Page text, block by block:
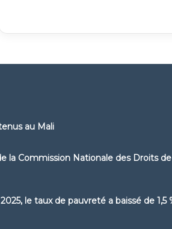
au Mali
la Commission Nationale des Droits
le taux de pauvreté a baissé de 1,5